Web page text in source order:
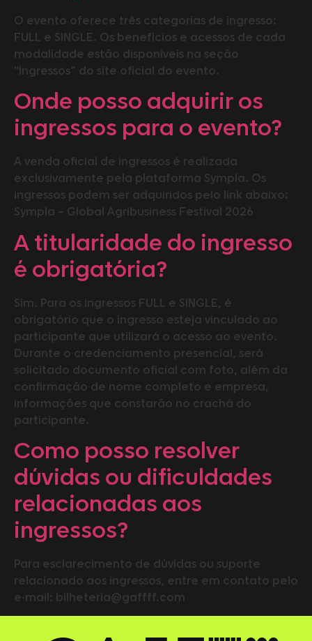
O evento oferece três categorias de ingresso:
FULL e SINGLE. Os benefícios e acessos de cada
modalidade estão disponíveis na seção
“Ingressos” do site oficial do evento.
Onde posso adquirir os
ingressos para o evento?
A venda oficial de ingressos é realizada
exclusivamente pela plataforma Sympla. Os
ingressos podem ser adquiridos pelo link abaixo:
Sympla – Global Agribusiness Festival 2026
A titularidade do ingresso
é obrigatória?
Sim. Para os ingressos FULL e SINGLE, é
obrigatório que o ingresso esteja vinculado ao
participante que utilizará o acesso ao evento.
Durante o credenciamento presencial, será
solicitado documento oficial com foto, além da
confirmação de nome completo e empresa,
informações que constarão no crachá do
participante.
Como posso resolver
dúvidas ou dificuldades
relacionadas aos
ingressos?
Para esclarecimento de dúvidas ou suporte
relacionado aos ingressos, entre em contato pelo
e-mail: bilheteria@gaffff.com